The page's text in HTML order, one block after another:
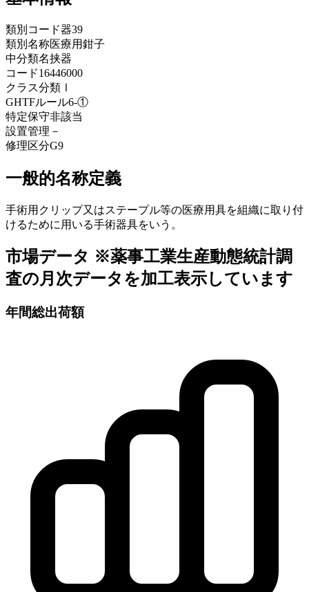
類別コード器39
類別名称医療用鉗子
中分類名挟器
コード16446000
クラス分類 Ⅰ
GHTFルール6-①
特定保守非該当
設置管理 －
修理区分G9
一般的名称定義
手術用クリップ又はステープル等の医療用具を組織に取り付
けるために用いる手術器具をいう。
市場データ ※薬事工業生産動態統計調
査の月次データを加工表示しています
年間総出荷額